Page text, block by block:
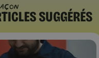
SUGGÉRÉS